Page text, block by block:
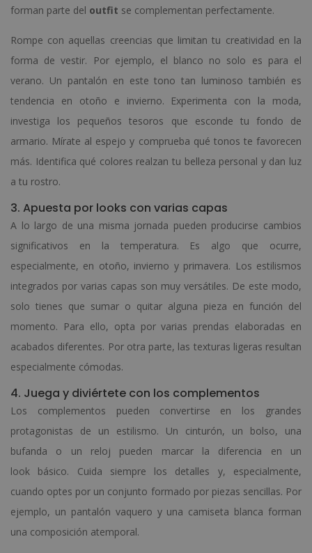
forman parte del outfit se complementan perfectamente.
Rompe con aquellas creencias que limitan tu creatividad en la
forma de vestir. Por ejemplo, el blanco no solo es para el
verano. Un pantalón en este tono tan luminoso también es
tendencia en otoño e invierno. Experimenta con la moda,
investiga los pequeños tesoros que esconde tu fondo de
armario. Mírate al espejo y comprueba qué tonos te favorecen
más. Identifica qué colores realzan tu belleza personal y dan luz
a tu rostro.
3. Apuesta por looks con varias capas
A lo largo de una misma jornada pueden producirse cambios
significativos en la temperatura. Es algo que ocurre,
especialmente, en otoño, invierno y primavera. Los estilismos
integrados por varias capas son muy versátiles. De este modo,
solo tienes que sumar o quitar alguna pieza en función del
momento. Para ello, opta por varias prendas elaboradas en
acabados diferentes. Por otra parte, las texturas ligeras resultan
especialmente cómodas.
4. Juega y diviértete con los complementos
Los complementos pueden convertirse en los grandes
protagonistas de un estilismo. Un cinturón, un bolso, una
bufanda o un reloj pueden marcar la diferencia en un
look básico. Cuida siempre los detalles y, especialmente,
cuando optes por un conjunto formado por piezas sencillas. Por
ejemplo, un pantalón vaquero y una camiseta blanca forman
una composición atemporal.